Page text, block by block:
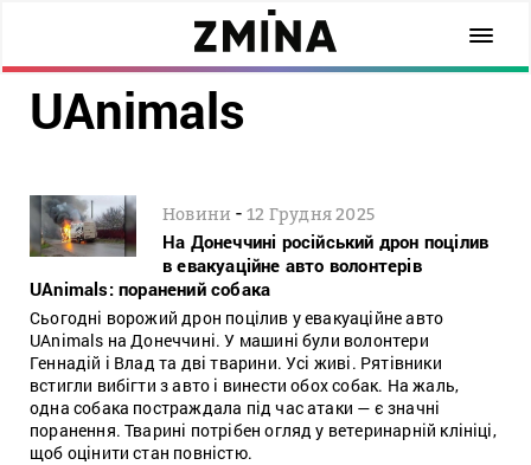
UAnimals
Новини -12 Грудня 2025
На Донеччині російський дрон поцілив
в евакуаційне авто волонтерів
UAnimals: поранений собака
Сьогодні ворожий дрон поцілив у евакуаційне авто
UAnimals на Донеччині. У машині були волонтери
Геннадій і Влад та дві тварини. Усі живі. Рятівники
встигли вибігти з авто і винести обох собак. На жаль,
одна собака постраждала під час атаки — є значні
поранення. Тварині потрібен огляд у ветеринарній клініці,
щоб оцінити стан повністю.